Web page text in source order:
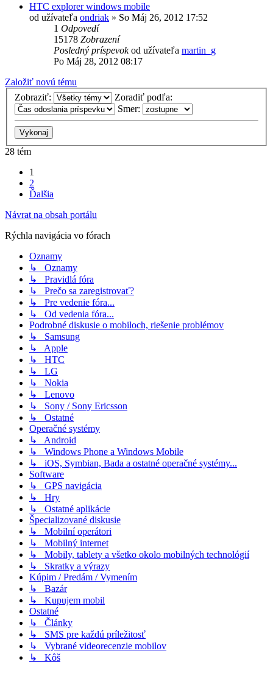
HTC explorer windows mobile
od užívateľa ondriak » So Máj 26, 2012 17:52
1 Odpovedí
15178 Zobrazení
Posledný príspevokod užívateľa martin_g
Po Máj 28, 2012 08:17
Založiť novú tému
Zobraziť:
Zoradiť podľa:
Smer:
28 tém
1
2
Ďalšia
Návrat na obsah portálu
Rýchla navigácia vo fórach
Oznamy
↳ Oznamy
↳ Pravidlá fóra
↳ Prečo sa zaregistrovať?
↳ Pre vedenie fóra...
↳ Od vedenia fóra...
Podrobné diskusie o mobiloch, riešenie problémov
↳ Samsung
↳ Apple
↳ HTC
↳ LG
↳ Nokia
↳ Lenovo
↳ Sony / Sony Ericsson
↳ Ostatné
Operačné systémy
↳ Android
↳ Windows Phone a Windows Mobile
↳ iOS, Symbian, Bada a ostatné operačné systémy...
Software
↳ GPS navigácia
↳ Hry
↳ Ostatné aplikácie
Špecializované diskusie
↳ Mobilní operátori
↳ Mobilný internet
↳ Mobily, tablety a všetko okolo mobilných technológií
↳ Skratky a výrazy
Kúpim / Predám / Vymením
↳ Bazár
↳ Kupujem mobil
Ostatné
↳ Články
↳ SMS pre každú príležitosť
↳ Vybrané videorecenzie mobilov
↳ Kôš